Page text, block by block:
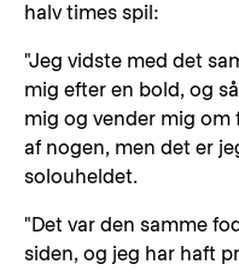
halv times spil:
"Jeg vidste med det
mig efter en bold, og
mig og vender mig om
af nogen, men det er
solouheldet.
"Det var den samme
siden, og jeg har haft